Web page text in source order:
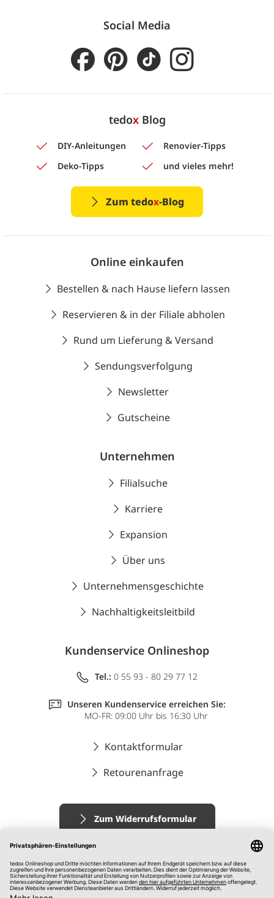
Social Media
tedoxBlog
DIY-Anleitungen
Renovier-Tipps
Deko-Tipps
und vieles mehr!
Zum tedox-Blog
Online einkaufen
Bestellen & nach Hause liefern lassen
Reservieren & in der Filiale abholen
Rund um Lieferung & Versand
Sendungsverfolgung
Newsletter
Gutscheine
Unternehmen
Filialsuche
Karriere
Expansion
Über uns
Unternehmensgeschichte
Nachhaltigkeitsleitbild
Kundenservice Onlineshop
Tel.: 0 55 93 - 80 29 77 12
Unseren Kundenservice erreichen Sie:
MO-FR: 09:00 Uhr bis 16:30 Uhr
Kontaktformular
Retourenanfrage
Zum Widerrufsformular
Impressum
AGB